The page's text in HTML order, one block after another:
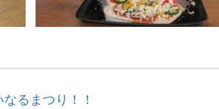
なるまつり！！